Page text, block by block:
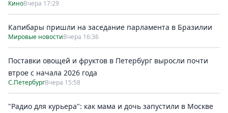
КиноВчера 17:29
Капибары пришли на заседание парламента в Бразилии
Мировые новостиВчера 16:36
Поставки овощей и фруктов в Петербург выросли почти
втрое с начала 2026 года
С.ПетербургВчера 15:58
"Радио для курьера": как мама и дочь запустили в Москве